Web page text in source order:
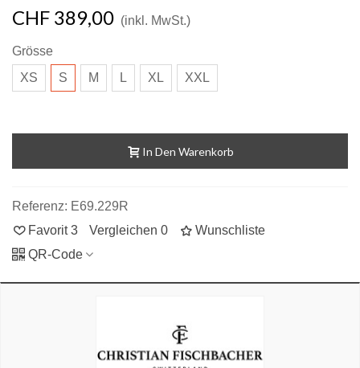
CHF 389,00 (inkl. MwSt.)
Grösse
XS
S M L XL XXL
In Den Warenkorb
Referenz: E69.229R
Favorit 3 Vergleichen 0
Wunschliste
QR-Code